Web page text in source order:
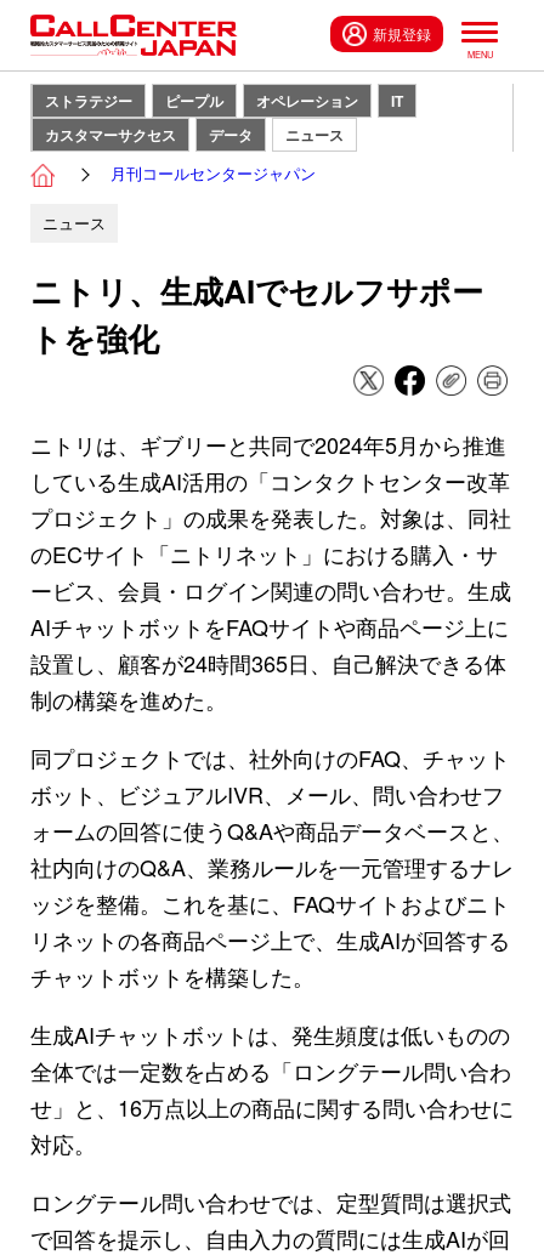
新規登録
ストラテジー ピープル オペレーション
IT
カスタマーサクセス
データ ニュース
月刊コールセンタージャパン
ニュース
ニトリ、生成AIでセルフサポー
トを強化
ニトリは、ギブリーと共同で2024年5月から推進
している生成AI活用の「コンタクトセンター改革
プロジェクト」の成果を発表した。対象は、同社
のECサイト「ニトリネット」における購入・サ
ービス、会員・ログイン関連の問い合わせ。生成
AIチャットボットをFAQサイトや商品ページ上に
設置し、顧客が24時間365日、自己解決できる体
制の構築を進めた。
同プロジェクトでは、社外向けのFAQ、チャット
ボット、ビジュアルIVR、メール、問い合わせフ
ォームの回答に使うQ&Aや商品データベースと、
社内向けのQ&A、業務ルールを一元管理するナレ
ッジを整備。これを基に、FAQサイトおよびニト
リネットの各商品ページ上で、生成AIが回答する
チャットボットを構築した。
生成AIチャットボットは、発生頻度は低いものの
全体では一定数を占める「ロングテール問い合わ
せ」と、16万点以上の商品に関する問い合わせに
対応。
ロングテール問い合わせでは、定型質問は選択式
で回答を提示し、自由入力の質問には生成AIが回